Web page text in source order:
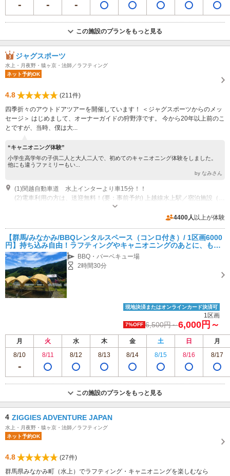
この施設のプランをもっと見る
ジャグスポーツ
水上・月夜野・猿ヶ京・法師／ラフティング
ネット予約OK
4.8
(211件)
四季折々のアウトドアツアーを開催しています！ ＜ジャグスポーツからのメッ
セージ＞ はじめまして、オーナーガイドの狩野淳です。 今から20年以上前のこ
とですが、当時、僕は大...
“キャニオニング体験”
小学生高学年の子供二人と大人二人で、初めてのキャニオニング体験をしました。
他にも違うファミリーもい...
by なみさん
(1)関越自動車道 水上インターより車15分！！
営業時間：電話受付時間 7:00～23:00 （シーズン中、無休）
専用駐車場あり（無料）20台 冬季は3台程度になります。4400人 以上が体験
【群馬/みなかみ/BBQレンタルスペース（コンロ付き）/ 1区画6000
円】持ち込み自由！ラフティングやキャニオニングのあとに、もう
ひと盛り上がり！
BBQ・バーベキュー場
2時間30分
現地決済またはオンラインカード決済可
1区画
7%OFF 6,500円～6,000円～
月 火 水 木 金 土 日
月
8/10
8/11 8/12 8/13 8/14 8/15 8/16 8/17
この施設のプランをもっと見る
4 ZIGGIES ADVENTURE JAPAN
水上・月夜野・猿ヶ京・法師／ラフティング
ネット予約OK
4.8
(27件)
群馬県みなかみ町（水上）でラフティング・キャニオニングを楽しむなら